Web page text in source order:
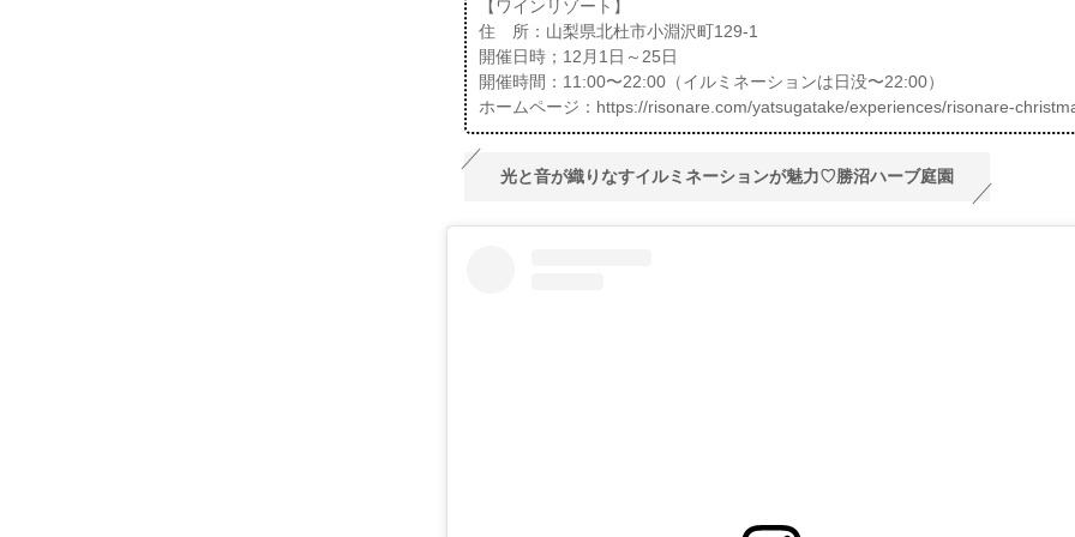
【ワインリゾート】
住 所：山梨県北杜市小淵沢町129-1
開催日時；12月1日～25日
開催時間：11:00〜22:00（イルミネーションは日没〜22:00）
ホームページ：https://risonare.com/yatsugatake/experiences/risonare-
光と音が織りなすイルミネーションが魅力♡勝沼ハーブ庭園